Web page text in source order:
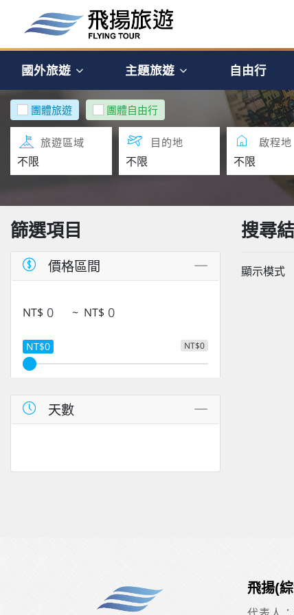
國外旅遊 主題旅遊 自由行
團體旅遊 團體自由行
旅遊區域 目的地 啟程地
篩選項目
價格區間
NT$ ~ NT$
NT$0
NT$0
天數
搜尋
顯示模式
飛揚(